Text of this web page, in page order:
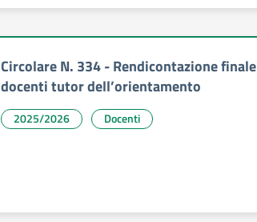
Circolare N. 334 - Rendicontazione finale
docenti tutor dell’orientamento
2025/2026 Docenti